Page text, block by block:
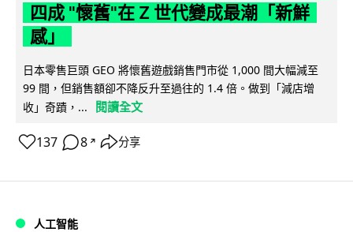
四成 "懷舊"在 Z 世代變成最潮「新鮮
感」
日本零售巨頭 GEO 將懷舊遊戲銷售門市從 1,000 間大幅減至
99 間，但銷售額卻不降反升至過往的 1.4 倍。做到「減店增
收」奇蹟，...
閱讀全文
137 8 ↗ 分享
人工智能